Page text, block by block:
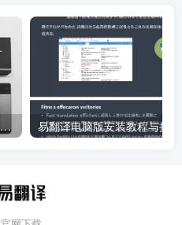
免费悬浮窗翻译器，让全球沟通无障碍！